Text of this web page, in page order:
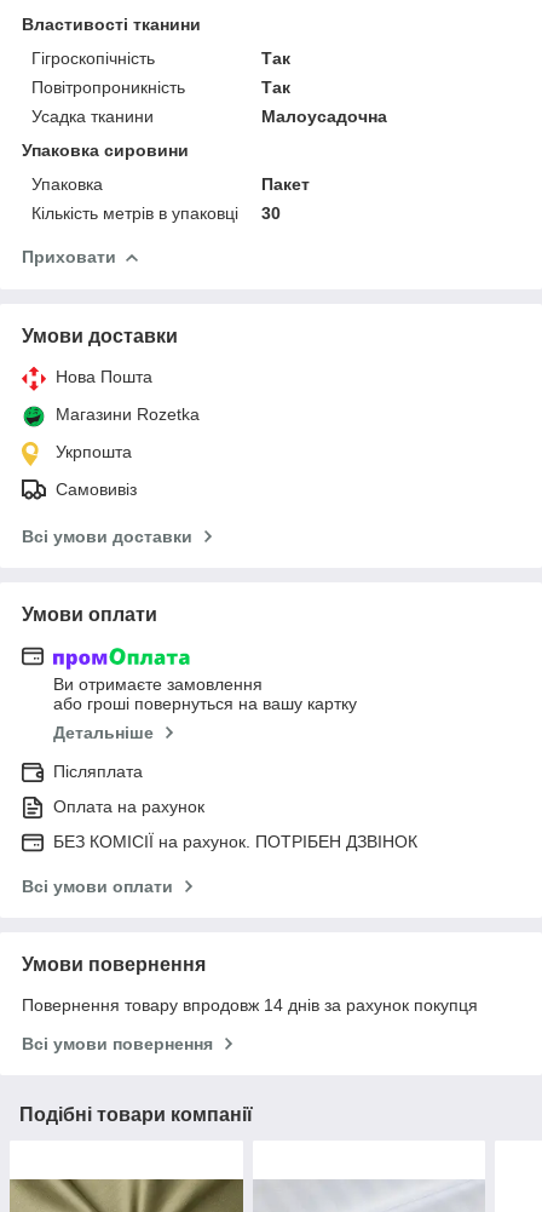
Властивості тканини
Гігроскопічність
Так
Повітропроникність
Так
Усадка тканини
Малоусадочна
Упаковка сировини
Упаковка
Пакет
Кількість метрів в упаковці
30
Приховати
Умови доставки
Нова Пошта
Магазини Rozetka
Укрпошта
Самовивіз
Всі умови доставки
Умови оплати
Ви отримаєте замовлення
або гроші повернуться на вашу картку
Детальніше
Післяплата
Оплата на рахунок
БЕЗ КОМІСІЇ на рахунок. ПОТРІБЕН ДЗВІНОК
Всі умови оплати
Умови повернення
Повернення товару впродовж 14 днів за рахунок покупця
Всі умови повернення
Подібні товари компанії